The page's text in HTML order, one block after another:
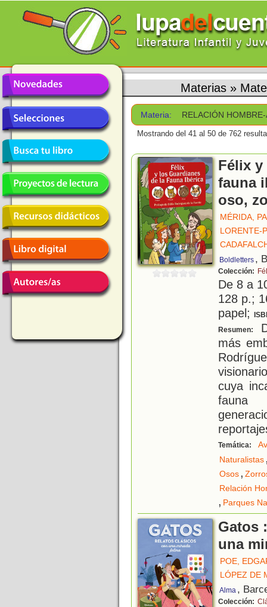
Materias »
Materia: RELACIÓN
Mostrando del 41 al 50 de 762
Félix
fauna
oso,
MÉRIDA,
LORENTE-
Boldletters ,
Colección:
De 8 a
128 p.;
papel;
Resumen:
más
cuya
fauna
Temática:
Naturalistas
Osos,
Relación
, Parques
Gatos
una
POE,
LÓPEZ DE
Alma ,
Colección: